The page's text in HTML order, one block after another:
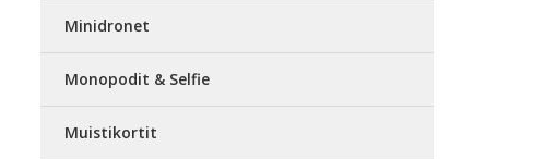
Minidronet
Monopodit & Selfie
Muistikortit